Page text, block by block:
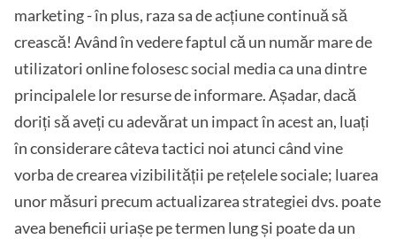
marketing - în plus, raza sa de acțiune continuă să
crească! Având în vedere faptul că un număr mare de
utilizatori online folosesc social media ca una dintre
principalele lor resurse de informare. Așadar, dacă
doriți să aveți cu adevărat un impact în acest an, luați
în considerare câteva tactici noi atunci când vine
vorba de crearea vizibilității pe rețelele sociale; luarea
unor măsuri precum actualizarea strategiei dvs. poate
avea beneficii uriașe pe termen lung și poate da un